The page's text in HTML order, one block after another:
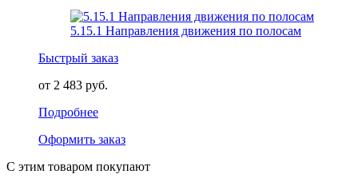
5.15.1 Направления движения по полосам
Быстрый заказ
от 2 483 руб.
Подробнее
Оформить заказ
С этим товаром покупают